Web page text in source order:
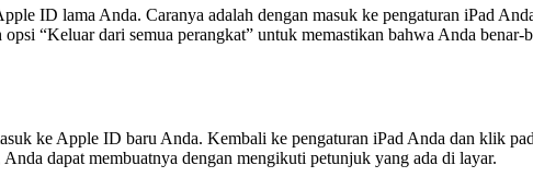
ID lama Anda. Caranya adalah dengan masuk ke pengaturan iPad
“Keluar dari semua perangkat” untuk memastikan bahwa Anda
ke Apple ID baru Anda. Kembali ke pengaturan iPad Anda dan klik
dapat membuatnya dengan mengikuti petunjuk yang ada di layar.